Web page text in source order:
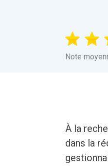
Note
À la
dans la